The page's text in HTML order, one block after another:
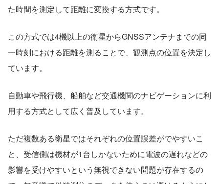
た時間を測定して距離に変換する方式です。
この方式では4機以上の衛星からGNSSアンテナまでの同
一時刻における距離を測ることで、観測点の位置を決定し
ています。
自動車や飛行機、船舶など交通機関のナビゲーションに利
用する方式として広く普及しています。
ただ複数ある衛星ではそれぞれの位置誤差がでやすいこ
と、受信側は機材が1台しかないために電波の遅れなどの
影響を受けやすいという無視できない問題が存在するの